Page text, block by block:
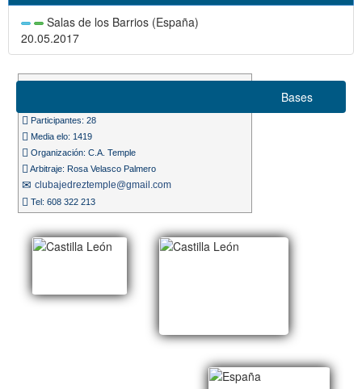
Salas de los Barrios (España)
20.05.2017
Participantes: 28
Media elo: 1419
Organización: C.A. Temple
Arbitraje: Rosa Velasco Palmero
clubajedreztemple@gmail.com
Tel: 608 322 213
Bases